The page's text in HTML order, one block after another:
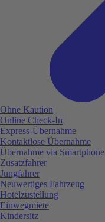
Ohne Kaution
Online Check-In
Express-Übernahme
Kontaktlose Übernahme
Übernahme via Smartphone
Zusatzfahrer
Jungfahrer
Neuwertiges Fahrzeug
Hotelzustellung
Einwegmiete
Kindersitz